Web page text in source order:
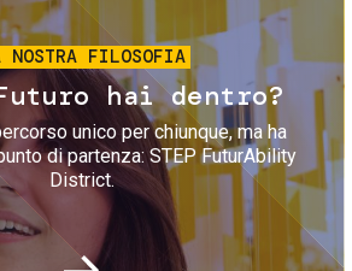
NOSTRA FILOSOFIA
hai dentro?
unico per chiunque, ma ha
di partenza: STEP FuturAbility
District.